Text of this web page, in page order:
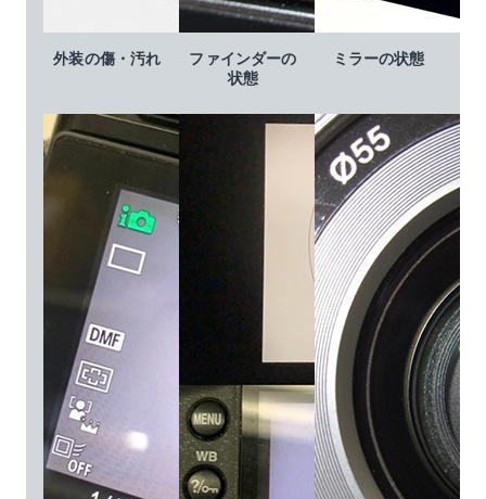
外装の傷・汚れ
ファインダーの
状態
ミラーの状態